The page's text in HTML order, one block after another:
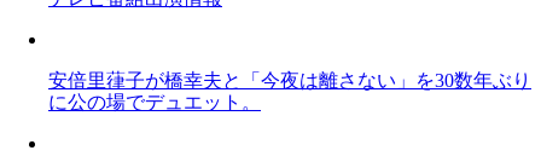
安倍里葎子が橋幸夫と「今夜は離さない」を30数年ぶり
に公の場でデュエット。